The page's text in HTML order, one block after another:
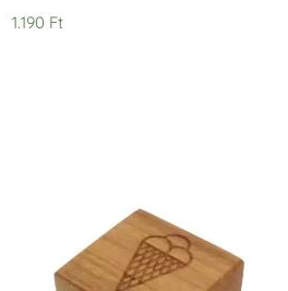
1.190 Ft